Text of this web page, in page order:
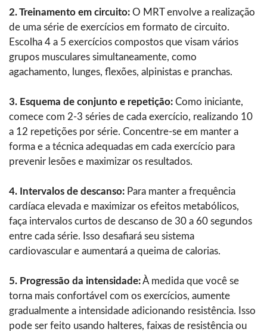
2. Treinamento em circuito: O MRT envolve a realização
de uma série de exercícios em formato de circuito.
Escolha 4 a 5 exercícios compostos que visam vários
grupos musculares simultaneamente, como
agachamento, lunges, flexões, alpinistas e pranchas.
3. Esquema de conjunto e repetição: Como iniciante,
comece com 2-3 séries de cada exercício, realizando 10
a 12 repetições por série. Concentre-se em manter a
forma e a técnica adequadas em cada exercício para
prevenir lesões e maximizar os resultados.
4. Intervalos de descanso: Para manter a frequência
cardíaca elevada e maximizar os efeitos metabólicos,
faça intervalos curtos de descanso de 30 a 60 segundos
entre cada série. Isso desafiará seu sistema
cardiovascular e aumentará a queima de calorias.
5. Progressão da intensidade:À medida que você se
torna mais confortável com os exercícios, aumente
gradualmente a intensidade adicionando resistência. Isso
pode ser feito usando halteres, faixas de resistência ou